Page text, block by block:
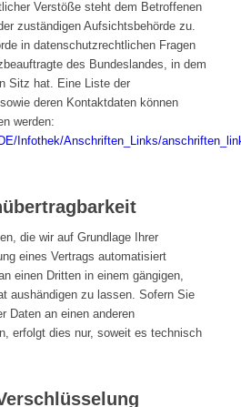
Verstöße steht dem Betroffenen
zuständigen Aufsichtsbehörde zu.
in datenschutzrechtlichen Fragen
des Bundeslandes, in dem
Sitz hat. Eine Liste der
deren Kontaktdaten können
werden:
Infothek/Anschriften_Links/
die wir auf Grundlage Ihrer
eines Vertrags automatisiert
einen Dritten in einem gängigen,
aushändigen zu lassen. Sofern Sie
Daten an einen anderen
erfolgt dies nur, soweit es technisch